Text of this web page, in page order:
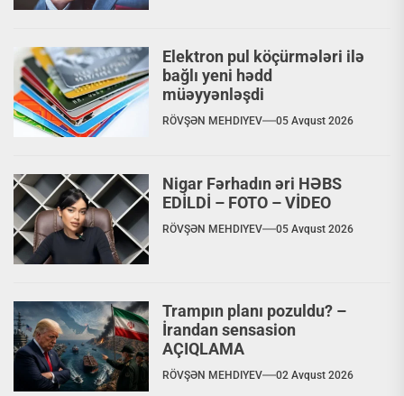
Elektron pul köçürmələri ilə
bağlı yeni hədd
müəyyənləşdi
RÖVŞƏN MEHDIYEV 05 Avqust 2026
Nigar Fərhadın əri HƏBS
EDİLDİ – FOTO – VİDEO
RÖVŞƏN MEHDIYEV 05 Avqust 2026
Trampın planı pozuldu? –
İrandan sensasion
AÇIQLAMA
RÖVŞƏN MEHDIYEV 02 Avqust 2026